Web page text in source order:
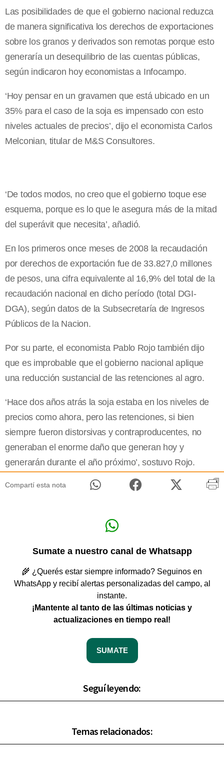
Las posibilidades de que el gobierno nacional reduzca
de manera significativa los derechos de exportaciones
sobre los granos y derivados son remotas porque esto
generaría un desequilibrio de las cuentas públicas,
según indicaron hoy economistas a Infocampo.
‘Hoy pensar en un gravamen que está ubicado en un
35% para el caso de la soja es impensado con esto
niveles actuales de precios’, dijo el economista Carlos
Melconian, titular de M&S Consultores.
‘De todos modos, no creo que el gobierno toque ese
esquema, porque es lo que le asegura más de la mitad
del superávit que necesita’, añadió.
En los primeros once meses de 2008 la recaudación
por derechos de exportación fue de 33.827,0 millones
de pesos, una cifra equivalente al 16,9% del total de la
recaudación nacional en dicho período (total DGI-
DGA), según datos de la Subsecretaría de Ingresos
Públicos de la Nacion.
Por su parte, el economista Pablo Rojo también dijo
que es improbable que el gobierno nacional aplique
una reducción sustancial de las retenciones al agro.
‘Hace dos años atrás la soja estaba en los niveles de
precios como ahora, pero las retenciones, si bien
siempre fueron distorsivas y contraproducentes, no
generaban el enorme daño que generan hoy y
generarán durante el año próximo’, sostuvo Rojo.
Compartí esta nota
Sumate a nuestro canal de Whatsapp
🌾 ¿Querés estar siempre informado? Seguinos en
WhatsApp y recibí alertas personalizadas del campo, al
instante.
¡Mantente al tanto de las últimas noticias y
actualizaciones en tiempo real!
SUMATE
Seguí leyendo:
Temas relacionados: